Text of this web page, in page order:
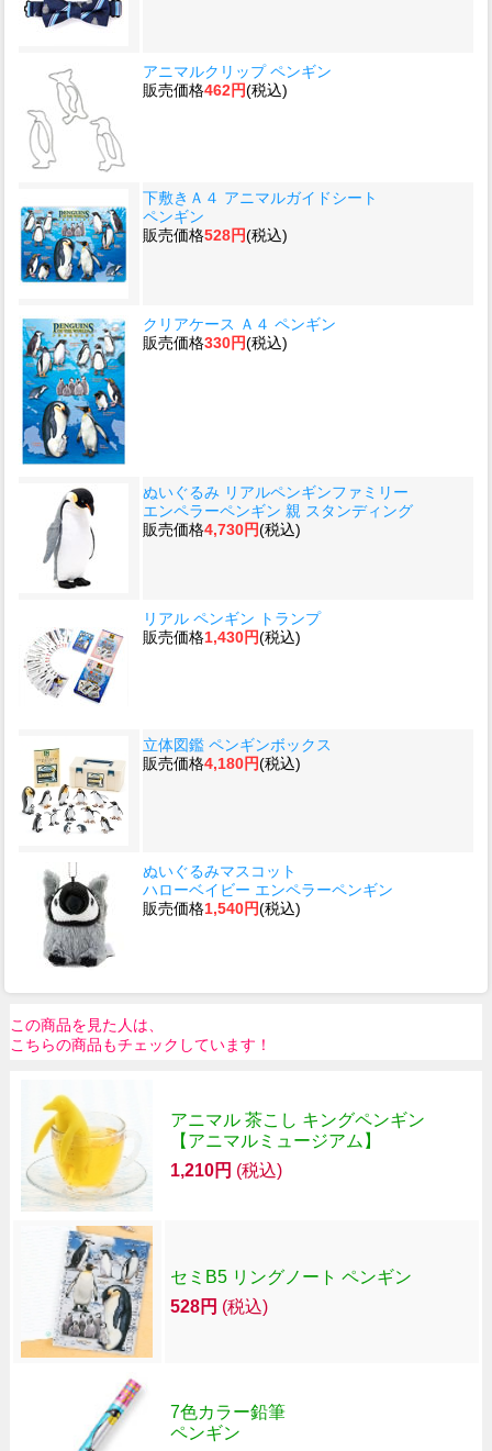
アニマルクリップ ペンギン
販売価格462円(税込)
下敷きＡ４ アニマルガイドシート
ペンギン
販売価格528円(税込)
クリアケース Ａ４ ペンギン
販売価格330円(税込)
ぬいぐるみ リアルペンギンファミリー
エンペラーペンギン 親 スタンディング
販売価格4,730円(税込)
リアル ペンギン トランプ
販売価格1,430円(税込)
立体図鑑 ペンギンボックス
販売価格4,180円(税込)
ぬいぐるみマスコット
ハローベイビー エンペラーペンギン
販売価格1,540円(税込)
この商品を見た人は、
こちらの商品もチェックしています！
アニマル 茶こし キングペンギン
【アニマルミュージアム】
1,210円 (税込)
セミB5 リングノート ペンギン
528円 (税込)
7色カラー鉛筆
ペンギン